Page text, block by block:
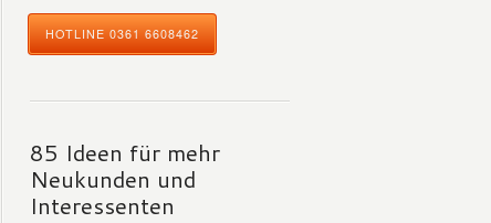
HOTLINE 0361 6608462
85 Ideen für mehr
Neukunden und
Interessenten